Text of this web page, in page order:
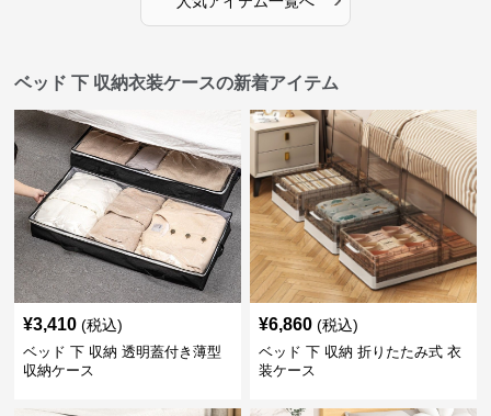
ベッド 下 収納衣装ケースの新着アイテム
¥3,410 (税込)
ベッド 下 収納 透明蓋付き薄型
収納ケース
¥6,860 (税込)
ベッド 下 収納 折りたたみ式 衣
装ケース